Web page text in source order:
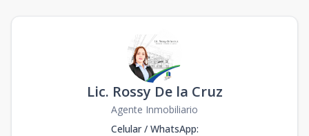
Lic. Rossy De la Cruz
Agente Inmobiliario
Celular / WhatsApp: